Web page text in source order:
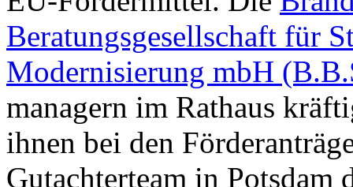
Beratungsgesellschaft für
Modernisierung mbH
managern im Rathaus
ihnen bei den
Gutachterteam in Potsdam